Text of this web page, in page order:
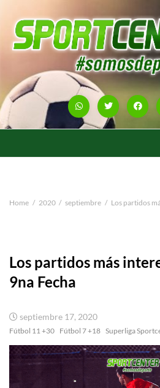
Home 2020 septiembre Los partidos
Los partidos más
9na Fecha
septiembre 17, 2020
Fútbol 11 +30 Fútbol 7 +18 Superliga